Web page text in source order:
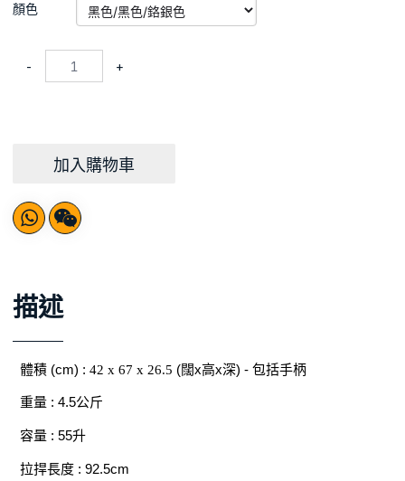
顏色
- +
加入購物車
描述
體積 (cm) : 42 x 67 x 26.5 (闊x高x深) - 包括手柄
重量 : 4.5公斤
容量 : 55升
拉捍長度 : 92.5cm